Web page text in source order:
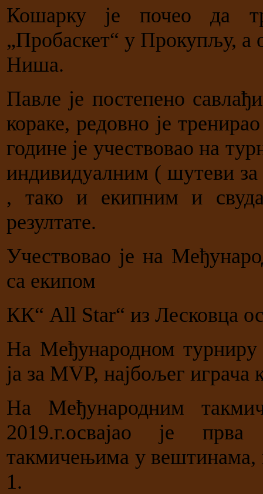
Кошарку је почео да
„Пробаскет“ у Прокупљу, а
Ниша.
Павле је постепено
кораке, редовно је
године је учествовао на
индивидуалним ( шутеви
, тако и екипним и
резултате.
Учествовао је на
са екипом
КК“ All Star“ из Лесковца
На Међународном
ја за MVP, најбољег играча
На Међународним
2019.г.освајао је
такмичењима у
1.